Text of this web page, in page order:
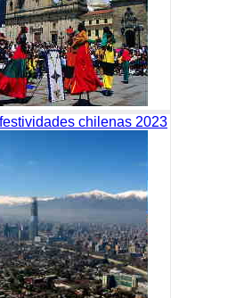
chilenas 2023